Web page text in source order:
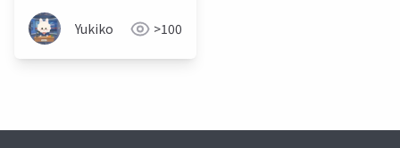
_202604192318(５分
クイズあり)
Yukiko >100